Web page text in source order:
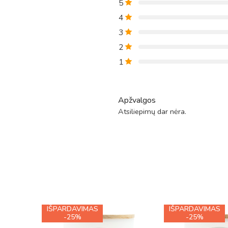
5
4
3
2
1
Apžvalgos
Atsiliepimų dar nėra.
IŠPARDUOTA
IŠPARDAVIMAS
-25%
IŠPARDUOTA
IŠPARDAVIMAS
-25%